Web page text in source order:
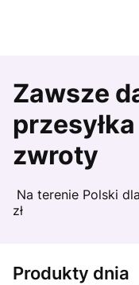
Zawsze
zwroty
Na terenie Polski
zł
Produkty dnia